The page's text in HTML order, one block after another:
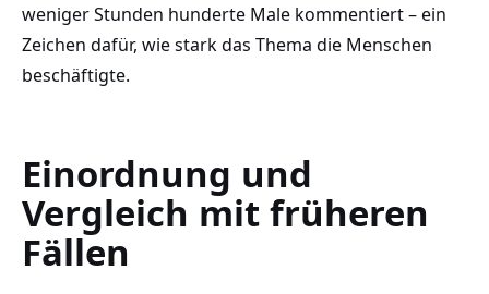
weniger Stunden hunderte Male kommentiert – ein
Zeichen dafür, wie stark das Thema die Menschen
beschäftigte.
Einordnung und
Vergleich mit früheren
Fällen